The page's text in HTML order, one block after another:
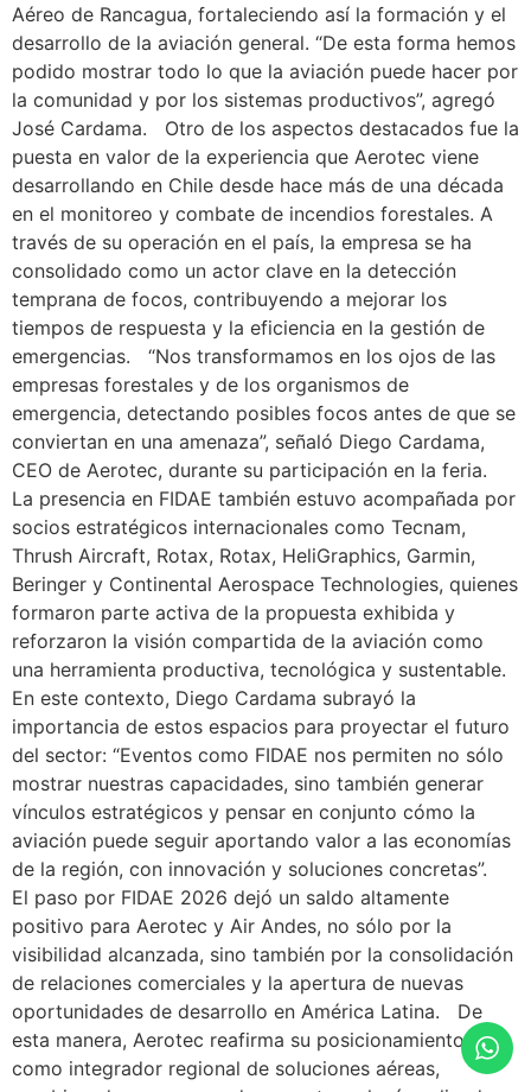
Aéreo de Rancagua, fortaleciendo así la formación y el
desarrollo de la aviación general. “De esta forma hemos
podido mostrar todo lo que la aviación puede hacer por
la comunidad y por los sistemas productivos”, agregó
José Cardama. Otro de los aspectos destacados fue la
puesta en valor de la experiencia que Aerotec viene
desarrollando en Chile desde hace más de una década
en el monitoreo y combate de incendios forestales. A
través de su operación en el país, la empresa se ha
consolidado como un actor clave en la detección
temprana de focos, contribuyendo a mejorar los
tiempos de respuesta y la eficiencia en la gestión de
emergencias. “Nos transformamos en los ojos de las
empresas forestales y de los organismos de
emergencia, detectando posibles focos antes de que se
conviertan en una amenaza”, señaló Diego Cardama,
CEO de Aerotec, durante su participación en la feria.
La presencia en FIDAE también estuvo acompañada por
socios estratégicos internacionales como Tecnam,
Thrush Aircraft, Rotax, Rotax, HeliGraphics, Garmin,
Beringer y Continental Aerospace Technologies, quienes
formaron parte activa de la propuesta exhibida y
reforzaron la visión compartida de la aviación como
una herramienta productiva, tecnológica y sustentable.
En este contexto, Diego Cardama subrayó la
importancia de estos espacios para proyectar el futuro
del sector: “Eventos como FIDAE nos permiten no sólo
mostrar nuestras capacidades, sino también generar
vínculos estratégicos y pensar en conjunto cómo la
aviación puede seguir aportando valor a las economías
de la región, con innovación y soluciones concretas”.
El paso por FIDAE 2026 dejó un saldo altamente
positivo para Aerotec y Air Andes, no sólo por la
visibilidad alcanzada, sino también por la consolidación
de relaciones comerciales y la apertura de nuevas
oportunidades de desarrollo en América Latina. De
esta manera, Aerotec reafirma su posicionamiento
como integrador regional de soluciones aéreas,